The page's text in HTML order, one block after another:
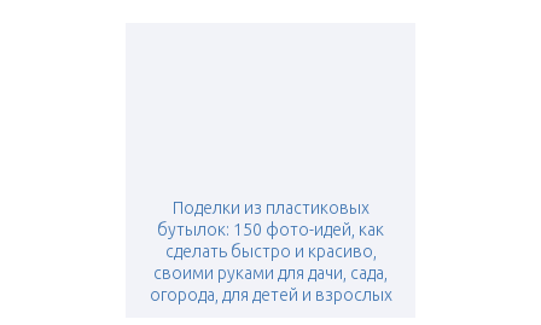
Поделки из пластиковых
бутылок: 150 фото-идей, как
сделать быстро и красиво,
своими руками для дачи, сада,
огорода, для детей и взрослых